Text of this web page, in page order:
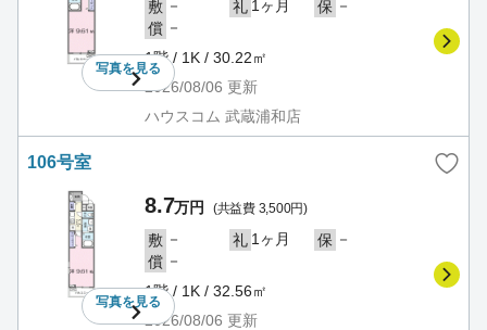
写真を見る
敷 － 礼 1ヶ月 保 －
償 －
1階 / 1K / 30.22㎡
2026/08/06 更新
ハウスコム 武蔵浦和店
106号室
写真を見る
8.7万円 (共益費 3,500円)
敷 － 礼 1ヶ月 保 －
償 －
1階 / 1K / 32.56㎡
2026/08/06 更新